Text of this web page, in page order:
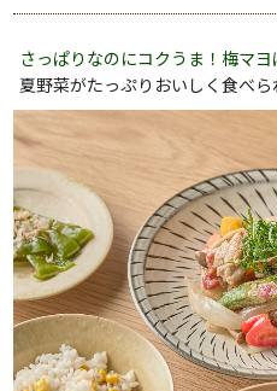
さっぱりなのにコクうま！梅マヨ
夏野菜がたっぷりおいしく食べ